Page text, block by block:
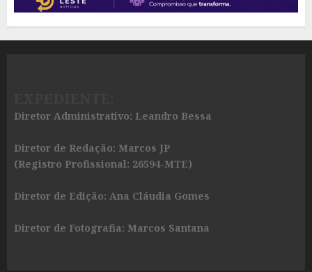
Diretor Administrativo: Leandro Bessa
Diretor de Redação: Marcos JP
(Registro Profissional: 26594-MTE)
Diretor de Edição: Ana Cláudia Gomes
Diretor de Fotografia: Marcos Santana